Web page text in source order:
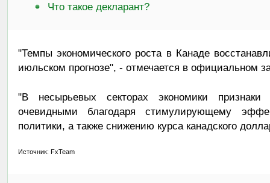
Что такое декларант?
"Темпы экономического роста в Канаде
июльском прогнозе", - отмечается в официальном
"В несырьевых секторах экономики
очевидными благодаря стимулирующему
политики, а также снижению курса канадского
Источник: FxTeam